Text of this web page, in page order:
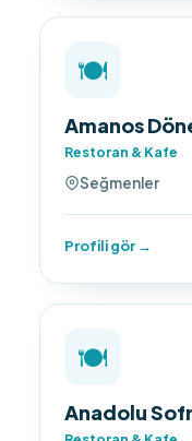
🍽️
Amanos
Restoran & Kafe
Seğmenler
Profili gör →
🍽️
Anadolu